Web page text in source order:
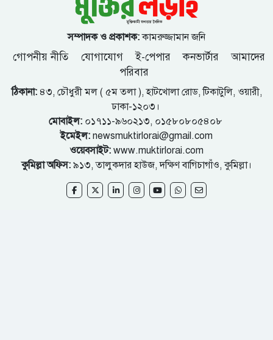
সম্পাদক ও প্রকাশক:কামরুজ্জামান জনি
গোপনীয় নীতি যোগাযোগ ই-পেপার কনভার্টার
আমাদের
পরিবার
ঠিকানা:৪৩, চৌধুরী মল ( ৫ম তলা ), হাটখোলা রোড, টিকাটুলি, ওয়ারী,
ঢাকা-১২০৩।
মোবাইল:০১৭১১-৯৬০২১৩, ০১৫৮০৮০৫৪০৮
ইমেইল: newsmuktirlorai@gmail.com
ওয়েবসাইট: www.muktirlorai.com
কুমিল্লা অফিস: ৯১৩, তালুকদার হাউজ, দক্ষিণ বাগিচাগাঁও, কুমিল্লা।